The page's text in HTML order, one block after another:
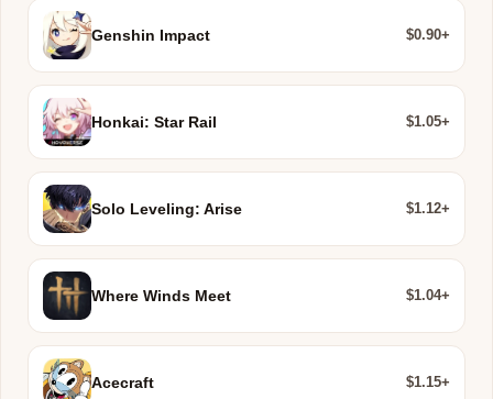
Genshin Impact $0.90+
Honkai: Star Rail $1.05+
Solo Leveling: Arise $1.12+
Where Winds Meet $1.04+
Acecraft $1.15+